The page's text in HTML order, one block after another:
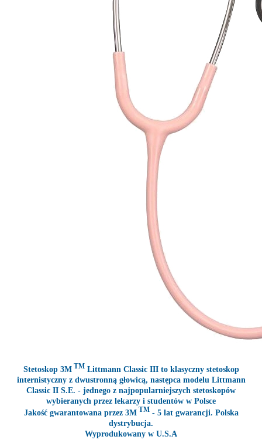
Stetoskop 3MTMLittmann Classic III to klasyczny stetoskop
internistyczny z dwustronną głowicą, następca modelu Littmann
Classic II S.E. - jednego z najpopularniejszych stetoskopów
wybieranych przez lekarzy i studentów w Polsce
Jakość gwarantowana przez 3MTM- 5 lat gwarancji. Polska
dystrybucja.
Wyprodukowany w U.S.A